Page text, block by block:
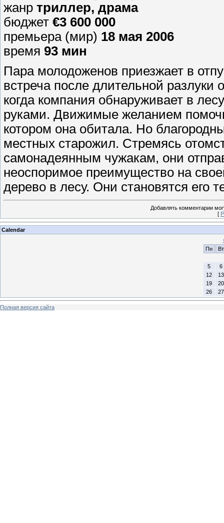
жанр триллер, драма
бюджет €3 600 000
премьера (мир) 18 мая 2006
время 93 мин
Пара молодоженов приезжает в
встреча после длительной
когда компания обнаруживает в
руками. Движимые желанием
котором она обитала. Но
местных старожил. Стремясь
самонадеянным чужакам, они
неоспоримое преимущество на
дерево в лесу. Они становятся его
Добавлять комментарии
[
Calendar
Пн
Вт
5
6
12
13
19
20
26
27
Полная версия сайта